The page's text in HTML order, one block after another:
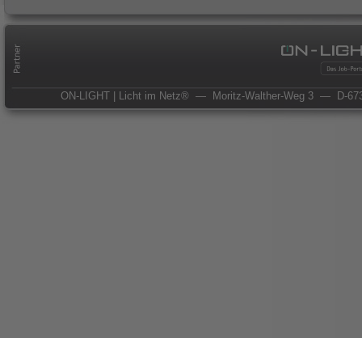
ON-LIGHT | Licht im Netz® — Moritz-Walther-Weg 3 — D-